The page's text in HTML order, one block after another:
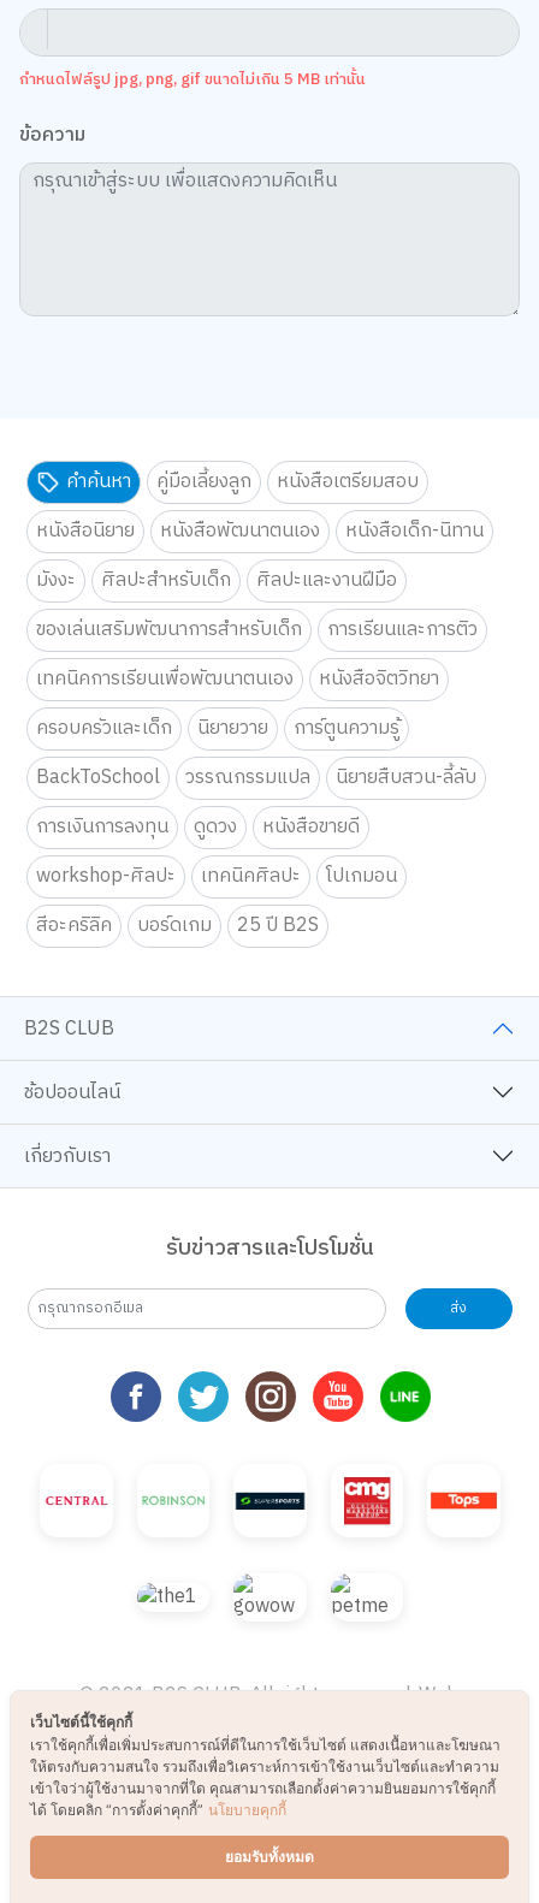
กำหนดไฟล์รูป jpg, png, gif ขนาดไม่เกิน 5 MB เท่านั้น
ข้อความ
คำค้นหา คู่มือเลี้ยงลูก
หนังสือเตรียมสอบ
หนังสือนิยาย
หนังสือพัฒนาตนเอง
หนังสือเด็ก-นิทาน
มังงะ
ศิลปะสำหรับเด็ก
ศิลปะและงานฝีมือ
ของเล่นเสริมพัฒนาการสำหรับเด็ก
การเรียนและการติว
เทคนิคการเรียนเพื่อพัฒนาตนเอง
หนังสือจิตวิทยา
ครอบครัวและเด็ก
นิยายวาย
การ์ตูนความรู้
BackToSchool
วรรณกรรมแปล
นิยายสืบสวน-ลี้ลับ
การเงินการลงทุน
ดูดวง
หนังสือขายดี
workshop-ศิลปะ
เทคนิคศิลปะ
โปเกมอน
สีอะคริลิค
บอร์ดเกม 25 ปี B2S
B2S CLUB
ช้อปออนไลน์
เกี่ยวกับเรา
รับข่าวสารและโปรโมชั่น
ส่ง
© 2021 B2S CLUB, All rights reserved. Web
Design by1001click.
เว็บไซต์นี้ใช้คุกกี้
เราใช้คุกกี้เพื่อเพิ่มประสบการณ์ที่ดีในการใช้เว็บไซต์ แสดงเนื้อหาและโฆษณา
ให้ตรงกับความสนใจ รวมถึงเพื่อวิเคราะห์การเข้าใช้งานเว็บไซต์และทำความ
เข้าใจว่าผู้ใช้งานมาจากที่ใด คุณสามารถเลือกตั้งค่าความยินยอมการใช้คุกกี้
ได้ โดยคลิก “การตั้งค่าคุกกี้” นโยบายคุกกี้
ยอมรับทั้งหมด